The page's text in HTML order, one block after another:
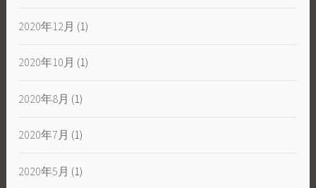
2020年12月 (1)
2020年10月 (1)
2020年8月 (1)
2020年7月 (1)
2020年5月 (1)